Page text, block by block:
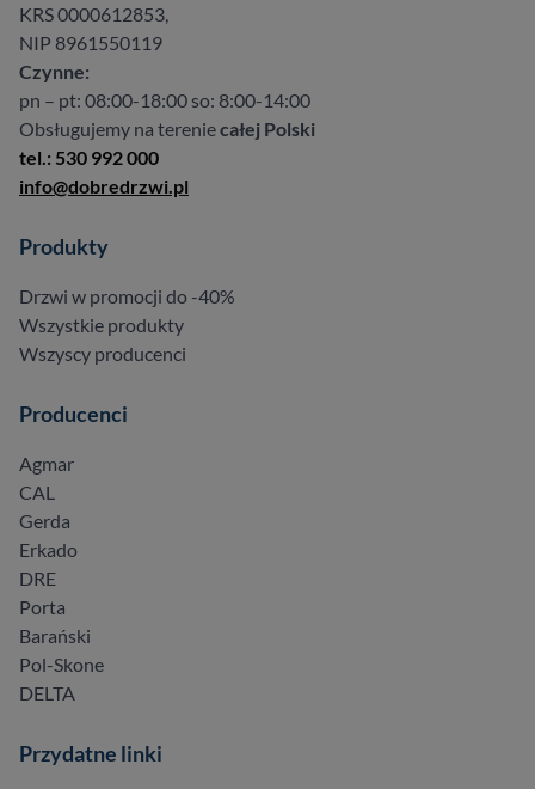
KRS 0000612853,
NIP 8961550119
Czynne:
pn – pt: 08:00-18:00 so: 8:00-14:00
Obsługujemy na tereniecałej Polski
tel.: 530 992 000
info@dobredrzwi.pl
Produkty
Drzwi w promocji do -40%
Wszystkie produkty
Wszyscy producenci
Producenci
Agmar
CAL
Gerda
Erkado
DRE
Porta
Barański
Pol-Skone
DELTA
Przydatne linki